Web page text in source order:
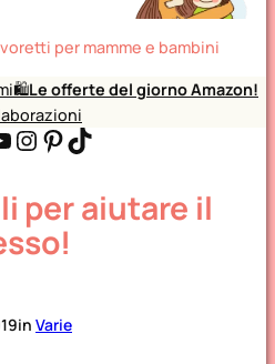
per mamme e bambini
🛍️Le offerte del giorno Amazon!
Instagram Pinterest TikTok
per aiutare il
in Varie